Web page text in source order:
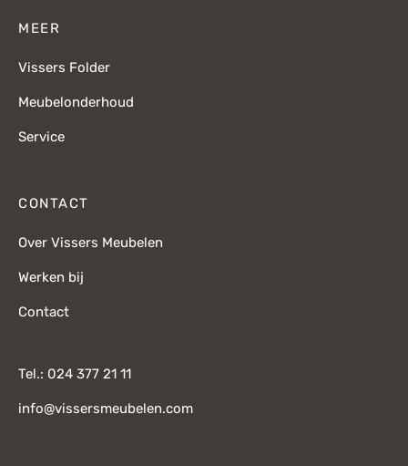
MEER
Vissers Folder
Meubelonderhoud
Service
CONTACT
Over Vissers Meubelen
Werken bij
Contact
Tel.: 024 377 21 11
info@vissersmeubelen.com